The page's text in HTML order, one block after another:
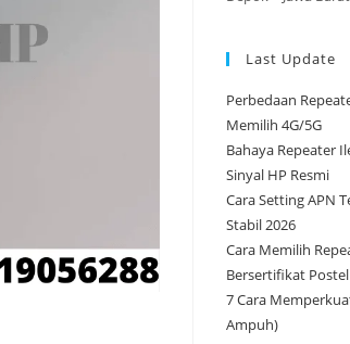
Last Update
Perbedaan
Memilih 4G/5G
Bahaya Repeater
Sinyal HP Resmi
Cara Setting APN
Stabil 2026
Cara Memilih
Bersertifikat Postel
7 Cara
Ampuh)